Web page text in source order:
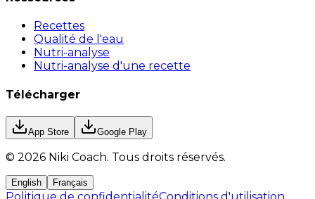
Recettes
Qualité de l'eau
Nutri-analyse
Nutri-analyse d'une recette
Télécharger
App Store Google Play
© 2026 Niki Coach. Tous droits réservés.
English Français